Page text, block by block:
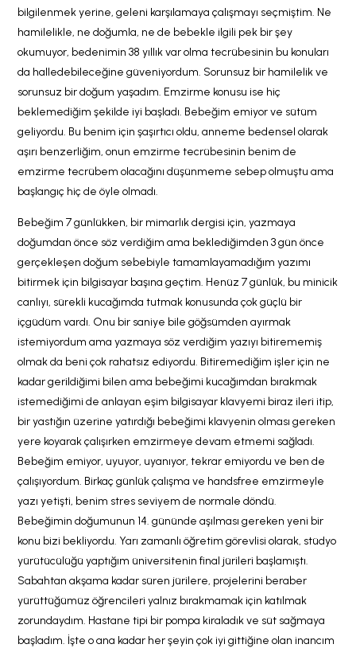
bilgilenmek yerine, geleni karşılamaya çalışmayı seçmiştim. Ne
hamilelikle, ne doğumla, ne de bebekle ilgili pek bir şey
okumuyor, bedenimin 38 yıllık var olma tecrübesinin bu konuları
da halledebileceğine güveniyordum. Sorunsuz bir hamilelik ve
sorunsuz bir doğum yaşadım. Emzirme konusu ise hiç
beklemediğim şekilde iyi başladı. Bebeğim emiyor ve sütüm
geliyordu. Bu benim için şaşırtıcı oldu, anneme bedensel olarak
aşırı benzerliğim, onun emzirme tecrübesinin benim de
emzirme tecrübem olacağını düşünmeme sebep olmuştu ama
başlangıç hiç de öyle olmadı.
Bebeğim 7 günlükken, bir mimarlık dergisi için, yazmaya
doğumdan önce söz verdiğim ama beklediğimden 3 gün önce
gerçekleşen doğum sebebiyle tamamlayamadığım yazımı
bitirmek için bilgisayar başına geçtim. Henüz 7 günlük, bu minicik
canlıyı, sürekli kucağımda tutmak konusunda çok güçlü bir
içgüdüm vardı. Onu bir saniye bile göğsümden ayırmak
istemiyordum ama yazmaya söz verdiğim yazıyı bitirememiş
olmak da beni çok rahatsız ediyordu. Bitiremediğim işler için ne
kadar gerildiğimi bilen ama bebeğimi kucağımdan bırakmak
istemediğimi de anlayan eşim bilgisayar klavyemi biraz ileri itip,
bir yastığın üzerine yatırdığı bebeğimi klavyenin olması gereken
yere koyarak çalışırken emzirmeye devam etmemi sağladı.
Bebeğim emiyor, uyuyor, uyanıyor, tekrar emiyordu ve ben de
çalışıyordum. Birkaç günlük çalışma ve handsfree emzirmeyle
yazı yetişti, benim stres seviyem de normale döndü.
Bebeğimin doğumunun 14. gününde aşılması gereken yeni bir
konu bizi bekliyordu. Yarı zamanlı öğretim görevlisi olarak, stüdyo
yürütücülüğü yaptığım üniversitenin final jürileri başlamıştı.
Sabahtan akşama kadar süren jürilere, projelerini beraber
yürüttüğümüz öğrencileri yalnız bırakmamak için katılmak
zorundaydım. Hastane tipi bir pompa kiraladık ve süt sağmaya
başladım. İşte o ana kadar her şeyin çok iyi gittiğine olan inancım